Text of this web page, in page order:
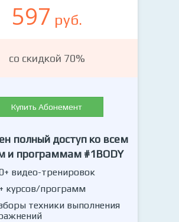
597 руб.
со скидкой 70%
Купить Абонемент
полный доступ ко всем
и программам #1BODY
видео-тренировок
курсов/программ
техники выполнения